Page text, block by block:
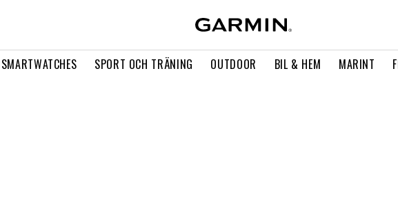
SMARTWATCHES SPORT OCH TRÄNING OUTDOOR BIL & HEM MARINT